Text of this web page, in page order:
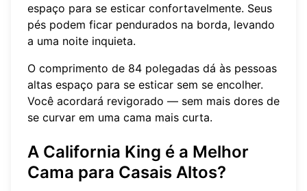
espaço para se esticar confortavelmente. Seus
pés podem ficar pendurados na borda, levando
a uma noite inquieta.
O comprimento de 84 polegadas dá às pessoas
altas espaço para se esticar sem se encolher.
Você acordará revigorado — sem mais dores de
se curvar em uma cama mais curta.
A California King é a Melhor
Cama para Casais Altos?